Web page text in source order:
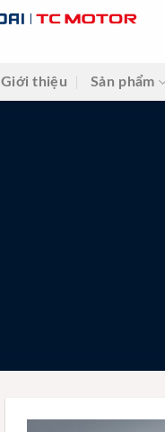
Giới thiệu Sản phẩm